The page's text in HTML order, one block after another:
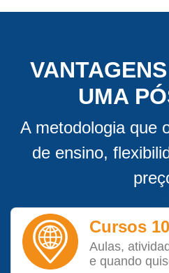
UMA
A metodologia que
de ensino,
Cursos
Aulas,
e quando